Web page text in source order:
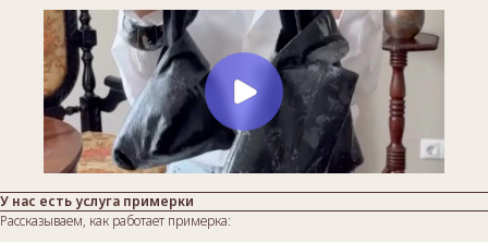
У нас есть услуга примерки
Рассказываем, как работает примерка: